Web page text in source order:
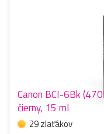
Canon BCI-6Bk
čierny, 15 ml
29 zlaťákov